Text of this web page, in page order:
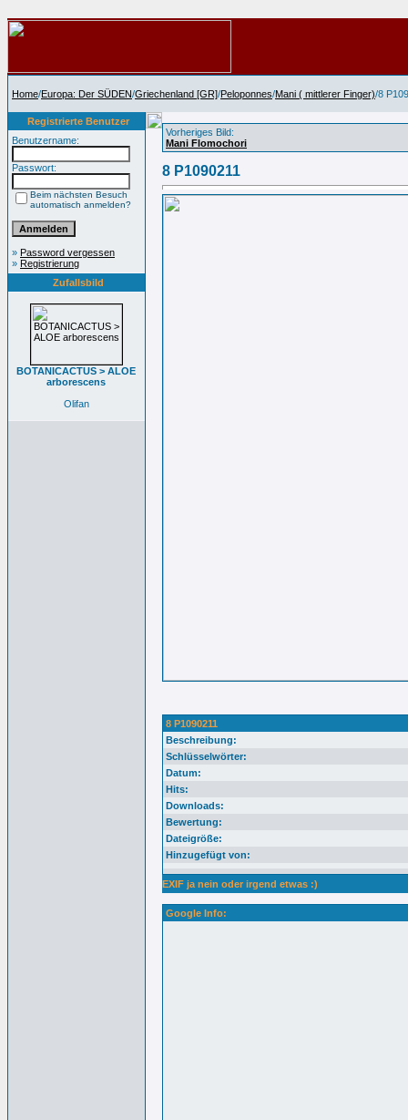
Home/Europa: Der SÜDEN/Griechenland [GR]/Peloponnes/Mani ( mittlerer Finger)/8
Registrierte Benutzer
Benutzername:
Passwort:
Beim nächsten Besuch
automatisch anmelden?
» Password vergessen
» Registrierung
Zufallsbild
BOTANICACTUS > ALOE
arborescens
Olifan
Vorheriges Bild:
Mani Flomochori
8 P1090211
8 P1090211
Beschreibung:
Schlüsselwörter:
Datum:
Hits:
Downloads:
Bewertung:
Dateigröße:
Hinzugefügt von:
EXIF ja nein oder irgend etwas :)
Google Info: